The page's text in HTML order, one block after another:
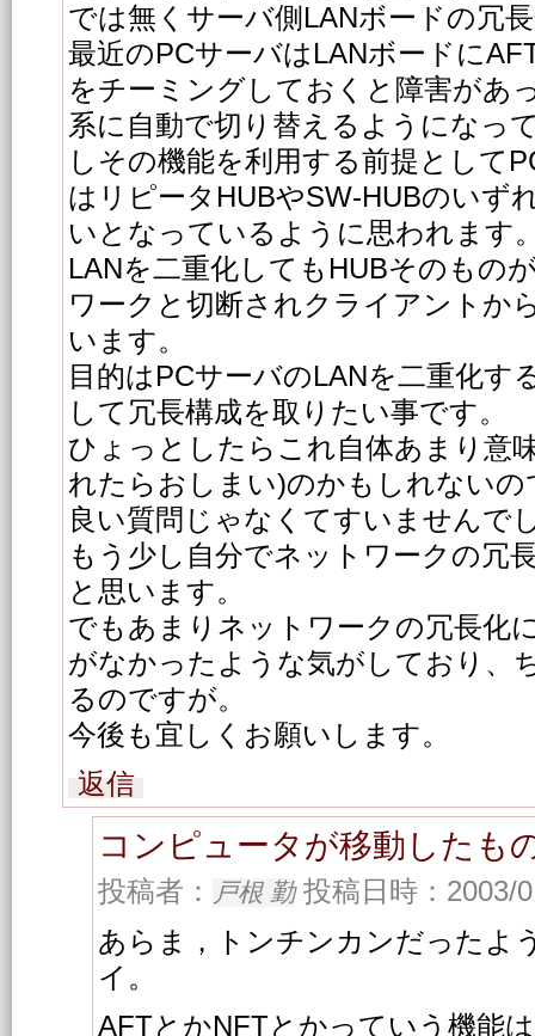
では無くサーバ側LANボードの冗
最近のPCサーバはLANボードに
をチーミングしておくと障害があ
系に自動で切り替えるようになっ
しその機能を利用する前提として
はリピータHUBやSW-HUBのいず
いとなっているように思われます
LANを二重化してもHUBそのもの
ワークと切断されクライアントか
います。
目的はPCサーバのLANを二重化す
して冗長構成を取りたい事です。
ひょっとしたらこれ自体あまり意
れたらおしまい)のかもしれないの
良い質問じゃなくてすいませんで
もう少し自分でネットワークの冗
と思います。
でもあまりネットワークの冗長化
がなかったような気がしており、
るのですが。
今後も宜しくお願いします。
返信
コンピュータが移動したも
投稿者： 戸根 勤投稿日時：2003/
あらま，トンチンカンだったよ
イ。
AFTとかNFTとかっていう機能